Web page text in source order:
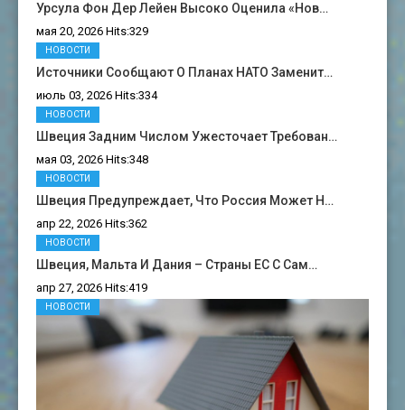
Урсула Фон Дер Лейен Высоко Оценила «нов…
мая 20, 2026 Hits:329
Источники Сообщают О Планах НАТО Заменит…
июль 03, 2026 Hits:334
НОВОСТИ
Швеция Задним Числом Ужесточает Требован…
мая 03, 2026 Hits:348
НОВОСТИ
Швеция Предупреждает, Что Россия Может Н…
апр 22, 2026 Hits:362
НОВОСТИ
Швеция, Мальта И Дания – Страны ЕС С Сам…
апр 27, 2026 Hits:419
НОВОСТИ
НОВОСТИ